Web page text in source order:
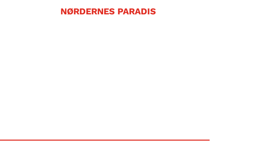
NØRDERNES PARADIS